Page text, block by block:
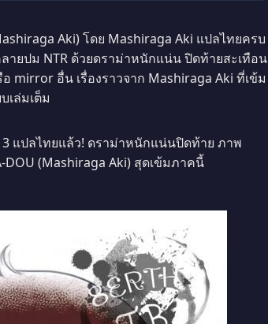
Aki) โดย Mashiraga Aki แปลไทยครบ
ยปม NTR ด้วยดราม่าหนักแน่น ปิดท้ายสะเทือน
อื่น เรื่องราวจาก Mashiraga Aki ที่เข้ม
ล่มเต็ม
3 แปลไทยแล้ว! ดราม่าหนักแน่นปิดท้าย ภาพ
(Mashiraga Aki) สุดเข้มภาคนี้